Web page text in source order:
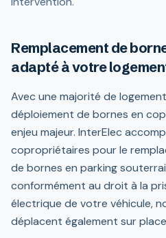
Remplacement de
adapté à votre
Avec une majorité de
déploiement de bornes en
enjeu majeur. InterElec
copropriétaires pour le
de bornes en parking
conformément au droit à la
électrique de votre véhicule,
déplacent également sur